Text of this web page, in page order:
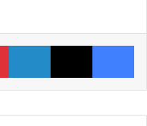
فيسبوك ‫X لينكدإن